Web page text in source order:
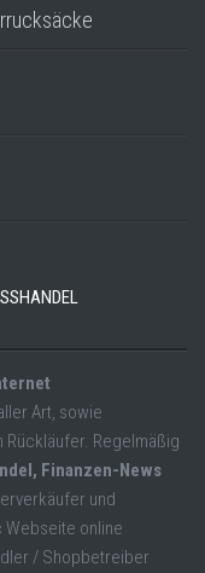
Art, sowie
Regelmäßig
Finanzen-News
und
Webseite online
/ Shopbetreiber